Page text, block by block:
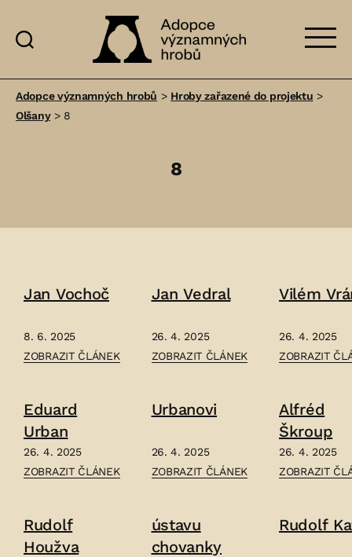
významných
Adopce významných hrobů > Hroby zařazené do projektu >
Olšany> 8
8
Jan Vochoč
8. 6. 2025
ČLÁNEK:
–
ZOBRAZIT ČLÁNEK
Jan Vedral
26. 4. 2025
ČLÁNEK:
–
ZOBRAZIT ČLÁNEK
Vilém
26. 4. 2025
ČLÁNEK:
–
ZOBRAZIT
Eduard
Urban
26. 4. 2025
ČLÁNEK:
–
ZOBRAZIT ČLÁNEK
Urbanovi
26. 4. 2025
ČLÁNEK:
ZOBRAZIT ČLÁNEK
Alfréd
Škroup
26. 4. 2025
ČLÁNEK:
–
ZOBRAZIT
Rudolf
Houžva
ústavu
chovanky
Rudolf